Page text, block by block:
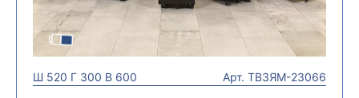
Ш 520 Г 300 В 600 Арт. ТВ3ЯМ-23066